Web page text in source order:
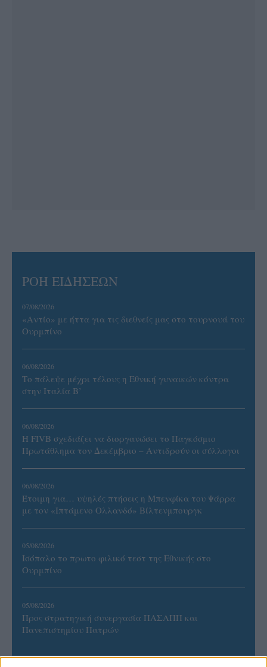
ΡΟΗ ΕΙΔΗΣΕΩΝ
07/08/2026
«Αντίο» με ήττα για τις διεθνείς μας στο τουρνουά του
Ουρμπίνο
06/08/2026
Το πάλεψε μέχρι τέλους η Εθνική γυναικών κόντρα
στην Ιταλία Β’
06/08/2026
Η FIVB σχεδιάζει να διοργανώσει το Παγκόσμιο
Πρωτάθλημα τον Δεκέμβριο – Αντιδρούν οι σύλλογοι
06/08/2026
Έτοιμη για… υψηλές πτήσεις η Μπενφίκα του Ψάρρα
με τον «Ιπτάμενο Ολλανδό» Βίλτενμπουργκ
05/08/2026
Ισόπαλο το πρωτο φιλικό τεστ της Εθνικής στο
Ουρμπίνο
05/08/2026
Προς στρατηγική συνεργασία ΠΑΣΑΠΠ και
Πανεπιστημίου Πατρών